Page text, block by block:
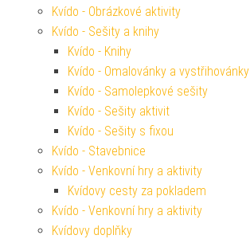
Kvído - Obrázkové aktivity
Kvído - Sešity a knihy
Kvído - Knihy
Kvído - Omalovánky a vystřihovánky
Kvído - Samolepkové sešity
Kvído - Sešity aktivit
Kvído - Sešity s fixou
Kvído - Stavebnice
Kvído - Venkovní hry a aktivity
Kvídovy cesty za pokladem
Kvído - Venkovní hry a aktivity
Kvídovy doplňky